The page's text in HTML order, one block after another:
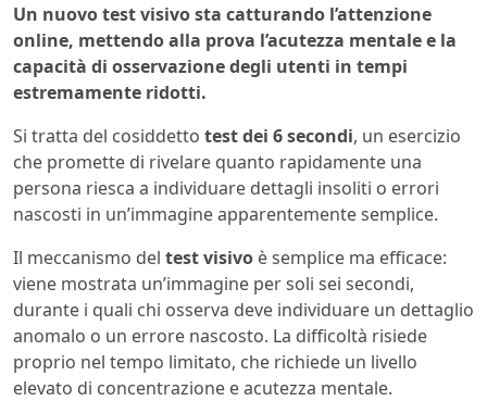
Un nuovo test visivo sta catturando l’attenzione
online, mettendo alla prova l’acutezza mentale e la
capacità di osservazione degli utenti in tempi
estremamente ridotti.
Si tratta del cosiddetto test dei 6 secondi, un esercizio
che promette di rivelare quanto rapidamente una
persona riesca a individuare dettagli insoliti o errori
nascosti in un’immagine apparentemente semplice.
Il meccanismo del test visivo è semplice ma efficace:
viene mostrata un’immagine per soli sei secondi,
durante i quali chi osserva deve individuare un dettaglio
anomalo o un errore nascosto. La difficoltà risiede
proprio nel tempo limitato, che richiede un livello
elevato di concentrazione e acutezza mentale.